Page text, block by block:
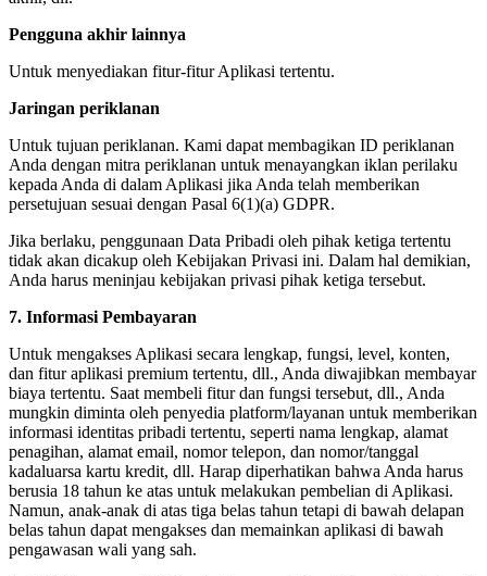
Pengguna akhir lainnya
Untuk menyediakan fitur-fitur Aplikasi tertentu.
Jaringan periklanan
Untuk tujuan periklanan. Kami dapat membagikan ID periklanan
Anda dengan mitra periklanan untuk menayangkan iklan perilaku
kepada Anda di dalam Aplikasi jika Anda telah memberikan
persetujuan sesuai dengan Pasal 6(1)(a) GDPR.
Jika berlaku, penggunaan Data Pribadi oleh pihak ketiga tertentu
tidak akan dicakup oleh Kebijakan Privasi ini. Dalam hal demikian,
Anda harus meninjau kebijakan privasi pihak ketiga tersebut.
7. Informasi Pembayaran
Untuk mengakses Aplikasi secara lengkap, fungsi, level, konten,
dan fitur aplikasi premium tertentu, dll., Anda diwajibkan membayar
biaya tertentu. Saat membeli fitur dan fungsi tersebut, dll., Anda
mungkin diminta oleh penyedia platform/layanan untuk memberikan
informasi identitas pribadi tertentu, seperti nama lengkap, alamat
penagihan, alamat email, nomor telepon, dan nomor/tanggal
kadaluarsa kartu kredit, dll. Harap diperhatikan bahwa Anda harus
berusia 18 tahun ke atas untuk melakukan pembelian di Aplikasi.
Namun, anak-anak di atas tiga belas tahun tetapi di bawah delapan
belas tahun dapat mengakses dan memainkan aplikasi di bawah
pengawasan wali yang sah.